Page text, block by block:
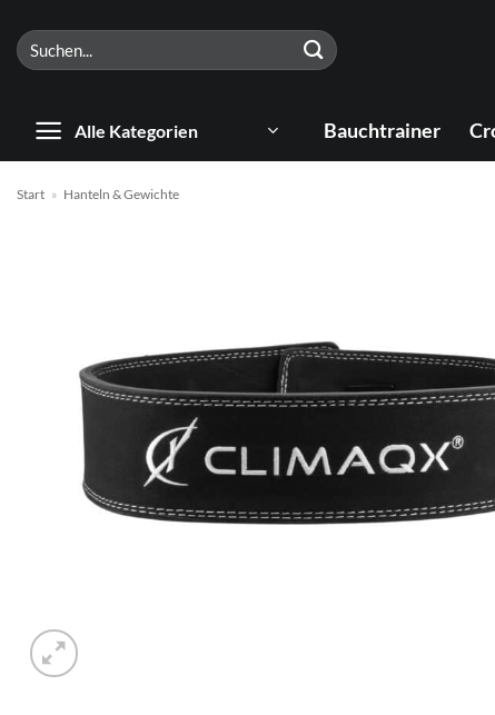
Inhalt
springen
Suchen
nach:
Alle Kategorien Bauchtrainer
Start » Hanteln & Gewichte